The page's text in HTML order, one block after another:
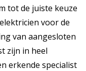
tot de juiste keuze
voor de
van aangesloten
zijn in heel
erkende specialist